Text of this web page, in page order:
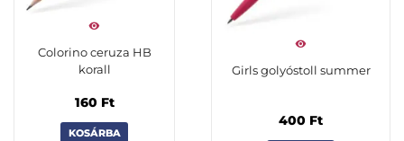
Colorino ceruza HB
korall
160 Ft
KOSÁRBA
Girls golyóstoll summer
400 Ft